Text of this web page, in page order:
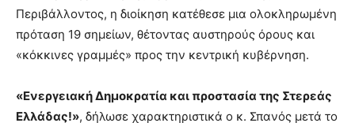
Περιβάλλοντος, η διοίκηση κατέθεσε μια ολοκληρωμένη
πρόταση 19 σημείων, θέτοντας αυστηρούς όρους και
«κόκκινες γραμμές» προς την κεντρική κυβέρνηση.
«Ενεργειακή Δημοκρατία και προστασία της Στερεάς
Ελλάδας!», δήλωσε χαρακτηριστικά ο κ. Σπανός μετά το